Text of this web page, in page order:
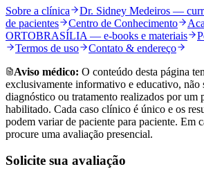
Sobre a clínica
Dr. Sidney Medeiros —
de pacientes
Centro de Conhecimento
ORTOBRASÍLIA — e-books e materiais
Termos de uso
Contato & endereço
Aviso médico: O conteúdo desta página
exclusivamente informativo e educativo, não
diagnóstico ou tratamento realizados por um
habilitado. Cada caso clínico é único e os
podem variar de paciente para paciente. Em
procure uma avaliação presencial.
Solicite sua avaliação